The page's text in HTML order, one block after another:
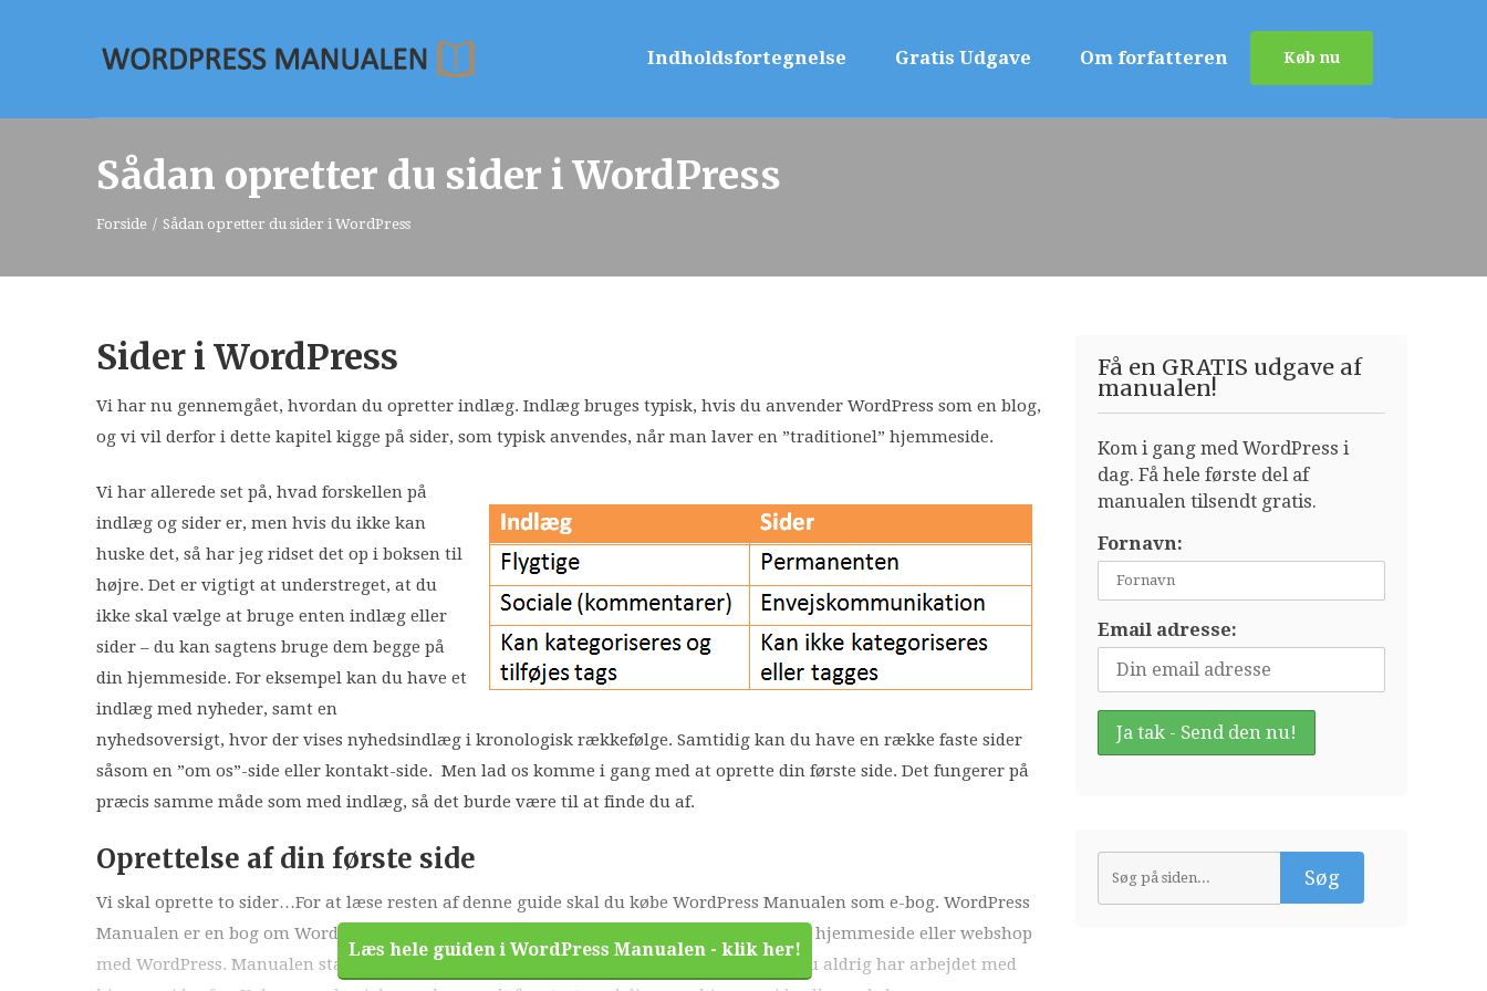
Indholdsfortegnelse Gratis Udgave Om forfatteren Køb nu
Sådan opretter du sider i WordPress
Forside / Sådan opretter du sider i WordPress
Sider i WordPress
Vi har nu gennemgået, hvordan du opretter indlæg. Indlæg bruges typisk, hvis du anvender WordPress som en blog,
og vi vil derfor i dette kapitel kigge på sider, som typisk anvendes, når man laver en ”traditionel” hjemmeside.
Vi har allerede set på, hvad forskellen på
indlæg og sider er, men hvis du ikke kan
huske det, så har jeg ridset det op i boksen til
højre. Det er vigtigt at understreget, at du
ikke skal vælge at bruge enten indlæg eller
sider – du kan sagtens bruge dem begge på
din hjemmeside. For eksempel kan du have et
indlæg med nyheder, samt en
nyhedsoversigt, hvor der vises nyhedsindlæg i kronologisk rækkefølge. Samtidig kan du have en række faste sider
såsom en ”om os”-side eller kontakt-side. Men lad os komme i gang med at oprette din første side. Det fungerer på
præcis samme måde som med indlæg, så det burde være til at finde du af.
Oprettelse af din første side
Vi skal oprette to sider…For at læse resten af denne guide skal du købe WordPress Manualen som e-bog. WordPress
Manualen er en bog om WordPress for begyndere, som hjælper dig med at lave din egen hjemmeside eller webshop
med WordPress. Manualen starter helt fra bunden og alle kan være med, også selvom du aldrig har arbejdet med
Læs hele guiden i WordPress Manualen - klik her!
Få en GRATIS udgave af
manualen!
Kom i gang med WordPress i
dag. Få hele første del af
manualen tilsendt gratis.
Fornavn:
Email adresse: